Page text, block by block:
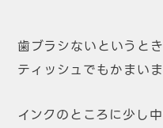
歯ブラシないというと
ティッシュでもかまいま
インクのところに少し